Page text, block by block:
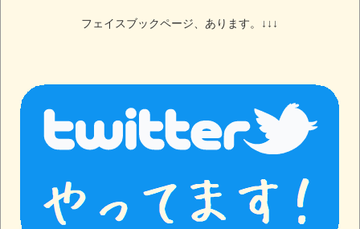
フェイスブックページ、あります。↓↓↓